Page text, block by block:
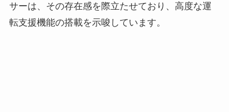
サーは、その存在感を際立たせており、高度な運
転支援機能の搭載を示唆しています。